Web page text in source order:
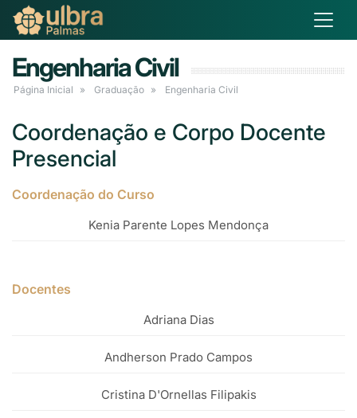
Engenharia Civil
Página Inicial Graduação Engenharia Civil
Coordenação e Corpo Docente
Presencial
Coordenação do Curso
Kenia Parente Lopes Mendonça
Docentes
Adriana Dias
Andherson Prado Campos
Cristina D'Ornellas Filipakis